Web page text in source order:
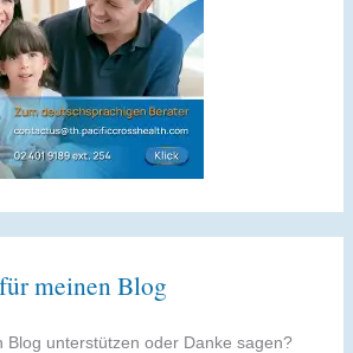
meinen Blog
Blog unterstützen oder Danke sagen?